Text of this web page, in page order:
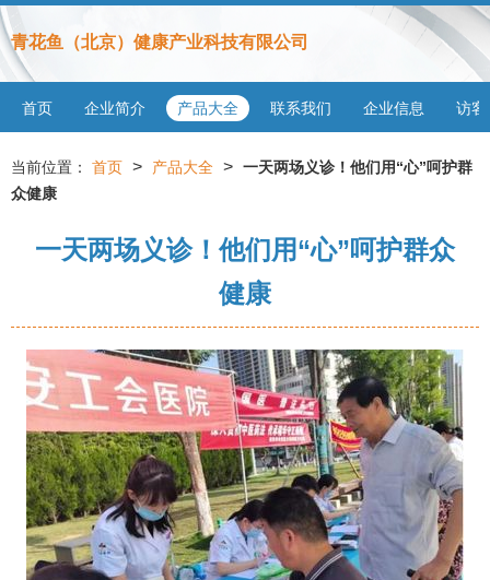
青花鱼（北京）健康产业科技有限公司
首页 企业简介 产品大全 联系我们 企业信息 访客
当前位置： 首页 > 产品大全 > 一天两场义诊！他们用“心”呵护群
众健康
一天两场义诊！他们用“心”呵护群众
健康